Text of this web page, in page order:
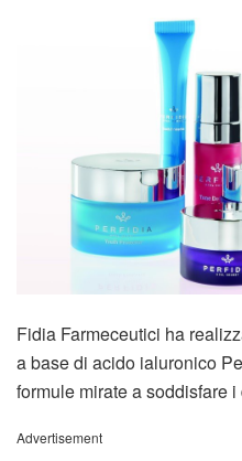
Fidia Farmeceutici ha
a base di acido ialuronico
formule mirate a soddisfare
Advertisement